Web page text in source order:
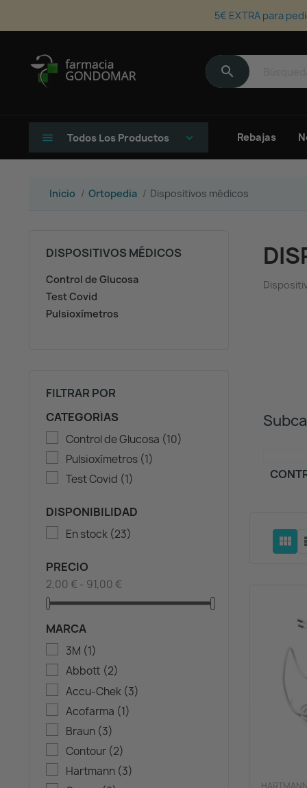
5€ EXTRA para
search
menu Todos Los Productos keyboard_arrow_down Rebajas
Inicio Ortopedia Dispositivos médicos
DISPOSITIVOS MÉDICOS
Control de Glucosa
Test Covid
Pulsioxímetros
FILTRAR POR
CATEGORÍAS
Control de Glucosa (10)
Pulsioxímetros (1)
Test Covid (1)
DISPONIBILIDAD
En stock (23)
PRECIO
2,00 € - 91,00 €
MARCA
3M (1)
Abbott (2)
Accu-Chek (3)
Acofarma (1)
Braun (3)
Contour (2)
Hartmann (3)
view_module
HARTMANN